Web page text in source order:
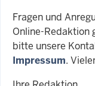
Fragen und
Online-Redaktion
bitte unsere
Impressum.